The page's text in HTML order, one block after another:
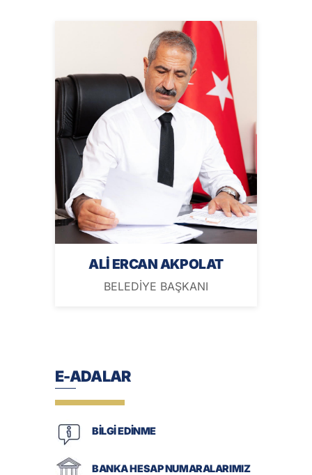
ALİ ERCAN AKPOLAT
BELEDİYE BAŞKANI
E-ADALAR
BİLGİ EDİNME
BANKA HESAP NUMARALARIMIZ